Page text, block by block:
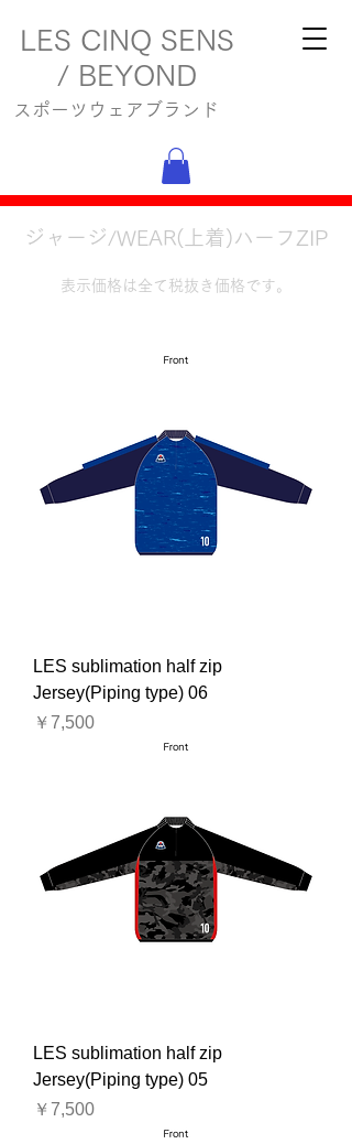
LES CINQ SENS
/ BEYOND
スポーツウェアブランド
ジャージ/WEAR(上着)ハーフZIP
表示価格は全て税抜き価格です。
LES sublimation half zip
Jersey(Piping type) 06
価格
￥7,500
LES sublimation half zip
Jersey(Piping type) 05
価格
￥7,500